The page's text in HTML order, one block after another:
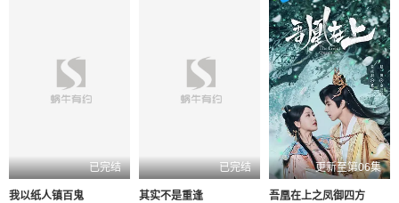
已完结
我以纸人镇百鬼
已完结
其实不是重逢
更新至第06集
吾凰在上之凤御四方